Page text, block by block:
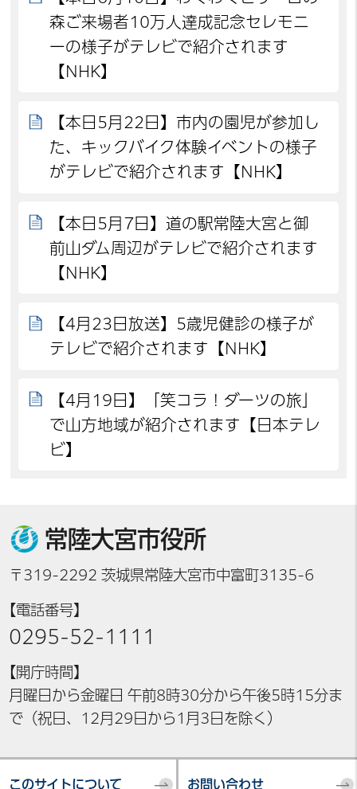
森ご来場者10万人達成記念セレモニ
ーの様子がテレビで紹介されます
【NHK】
【本日5月22日】市内の園児が参加し
た、キックバイク体験イベントの様子
がテレビで紹介されます【NHK】
【本日5月7日】道の駅常陸大宮と御
前山ダム周辺がテレビで紹介されます
【NHK】
【4月23日放送】5歳児健診の様子が
テレビで紹介されます【NHK】
【4月19日】「笑コラ！ダーツの旅」
で山方地域が紹介されます【日本テレ
ビ】
常陸大宮市役所
〒319-2292 茨城県常陸大宮市中富町3135-6
【電話番号】
0295-52-1111
【開庁時間】
月曜日から金曜日 午前8時30分から午後5時15分ま
で（祝日、12月29日から1月3日を除く）
このサイトについて お問い合わせ